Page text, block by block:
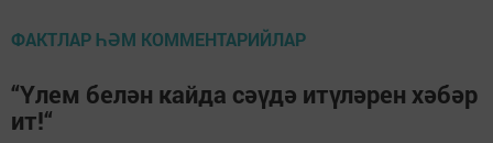
ФАКТЛАР ҺӘМ КОММЕНТАРИЙЛАР
“Үлем белән кайда сәүдә итүләрен хәбәр
ит!“